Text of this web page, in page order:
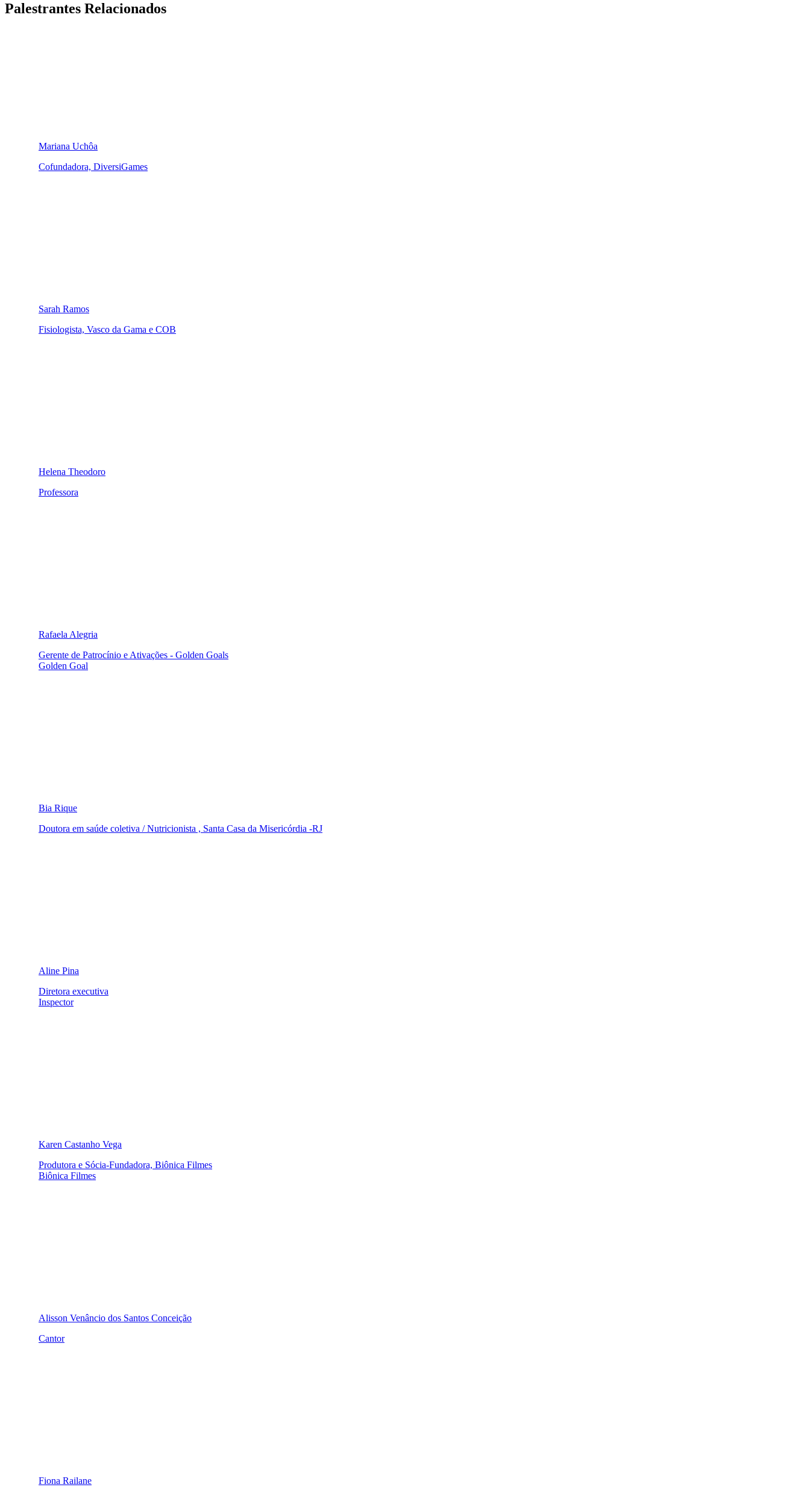
Palestrantes Relacionados
Mariana Uchôa
Cofundadora, DiversiGames
Sarah Ramos
Fisiologista, Vasco da Gama e COB
Helena Theodoro
Professora
Rafaela Alegria
Gerente de Patrocínio e Ativações - Golden Goals
Golden Goal
Bia Rique
Doutora em saúde coletiva / Nutricionista , Santa Casa da Misericórdia -RJ
Aline Pina
Diretora executiva
Inspector
Karen Castanho Vega
Produtora e Sócia-Fundadora, Biônica Filmes
Biônica Filmes
Alisson Venâncio dos Santos Conceição
Cantor
Fiona Railane